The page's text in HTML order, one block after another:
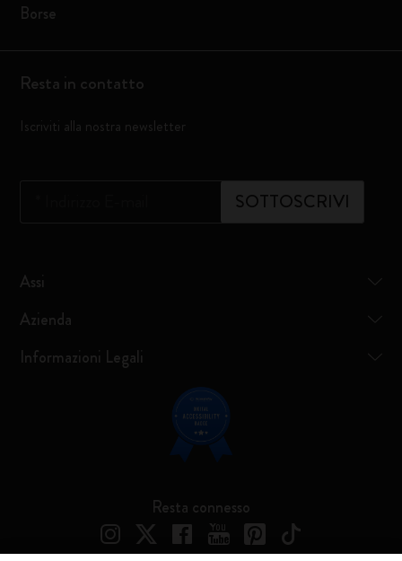
Borse
Resta in contatto
Iscriviti alla nostra newsletter
SOTTOSCRIVI
Assi
Azienda
Informazioni Legali
Resta connesso